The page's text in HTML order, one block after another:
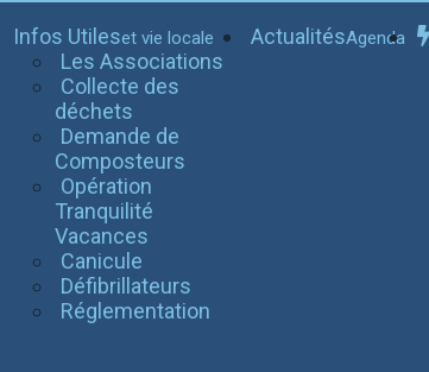
Infos Utileset vie locale
Les Associations
Collecte des
déchets
Demande de
Composteurs
Opération
Tranquilité
Vacances
Canicule
Défibrillateurs
Réglementation
ActualitésAgenda